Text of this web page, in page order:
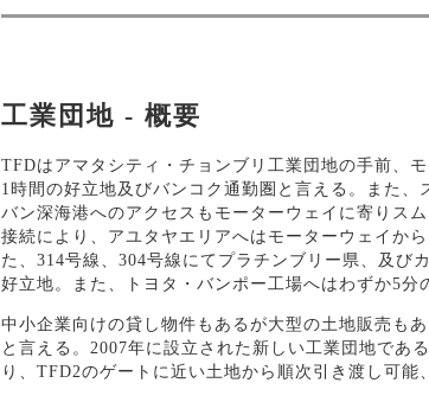
工業団地 - 概要
TFDはアマタシティ・チョンブリ工業団地の手前、
1時間の好立地及びバンコク通勤圏と言える。また
バン深海港へのアクセスもモーターウェイに寄りス
接続により、アユタヤエリアへはモーターウェイか
た、314号線、304号線にてプラチンブリー県、及び
好立地。また、トヨタ・バンポー工場へはわずか5分
中小企業向けの貸し物件もあるが大型の土地販売も
と言える。2007年に設立された新しい工業団地であ
り、TFD2のゲートに近い土地から順次引き渡し可能